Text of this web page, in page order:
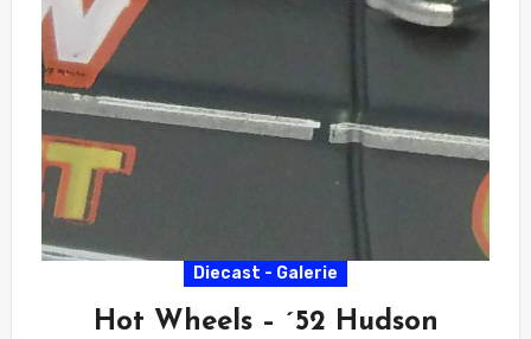
Diecast - Galerie
Hot Wheels – ´52 Hudson